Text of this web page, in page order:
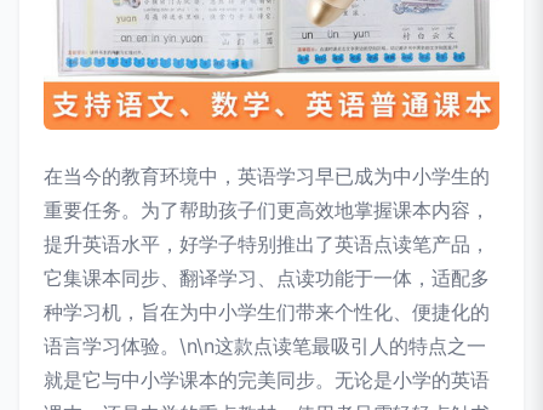
在当今的教育环境中，英语学习早已成为中小学生的
重要任务。为了帮助孩子们更高效地掌握课本内容，
提升英语水平，好学子特别推出了英语点读笔产品，
它集课本同步、翻译学习、点读功能于一体，适配多
种学习机，旨在为中小学生们带来个性化、便捷化的
语言学习体验。\n\n这款点读笔最吸引人的特点之一
就是它与中小学课本的完美同步。无论是小学的英语